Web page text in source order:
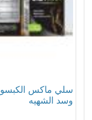
سلي ماكس
وسد الشهيه